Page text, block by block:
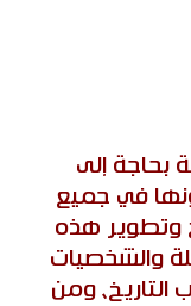
بحاجة إلى
في جميع
وتطوير هذه
والشخصيات
التاريخ، ومن